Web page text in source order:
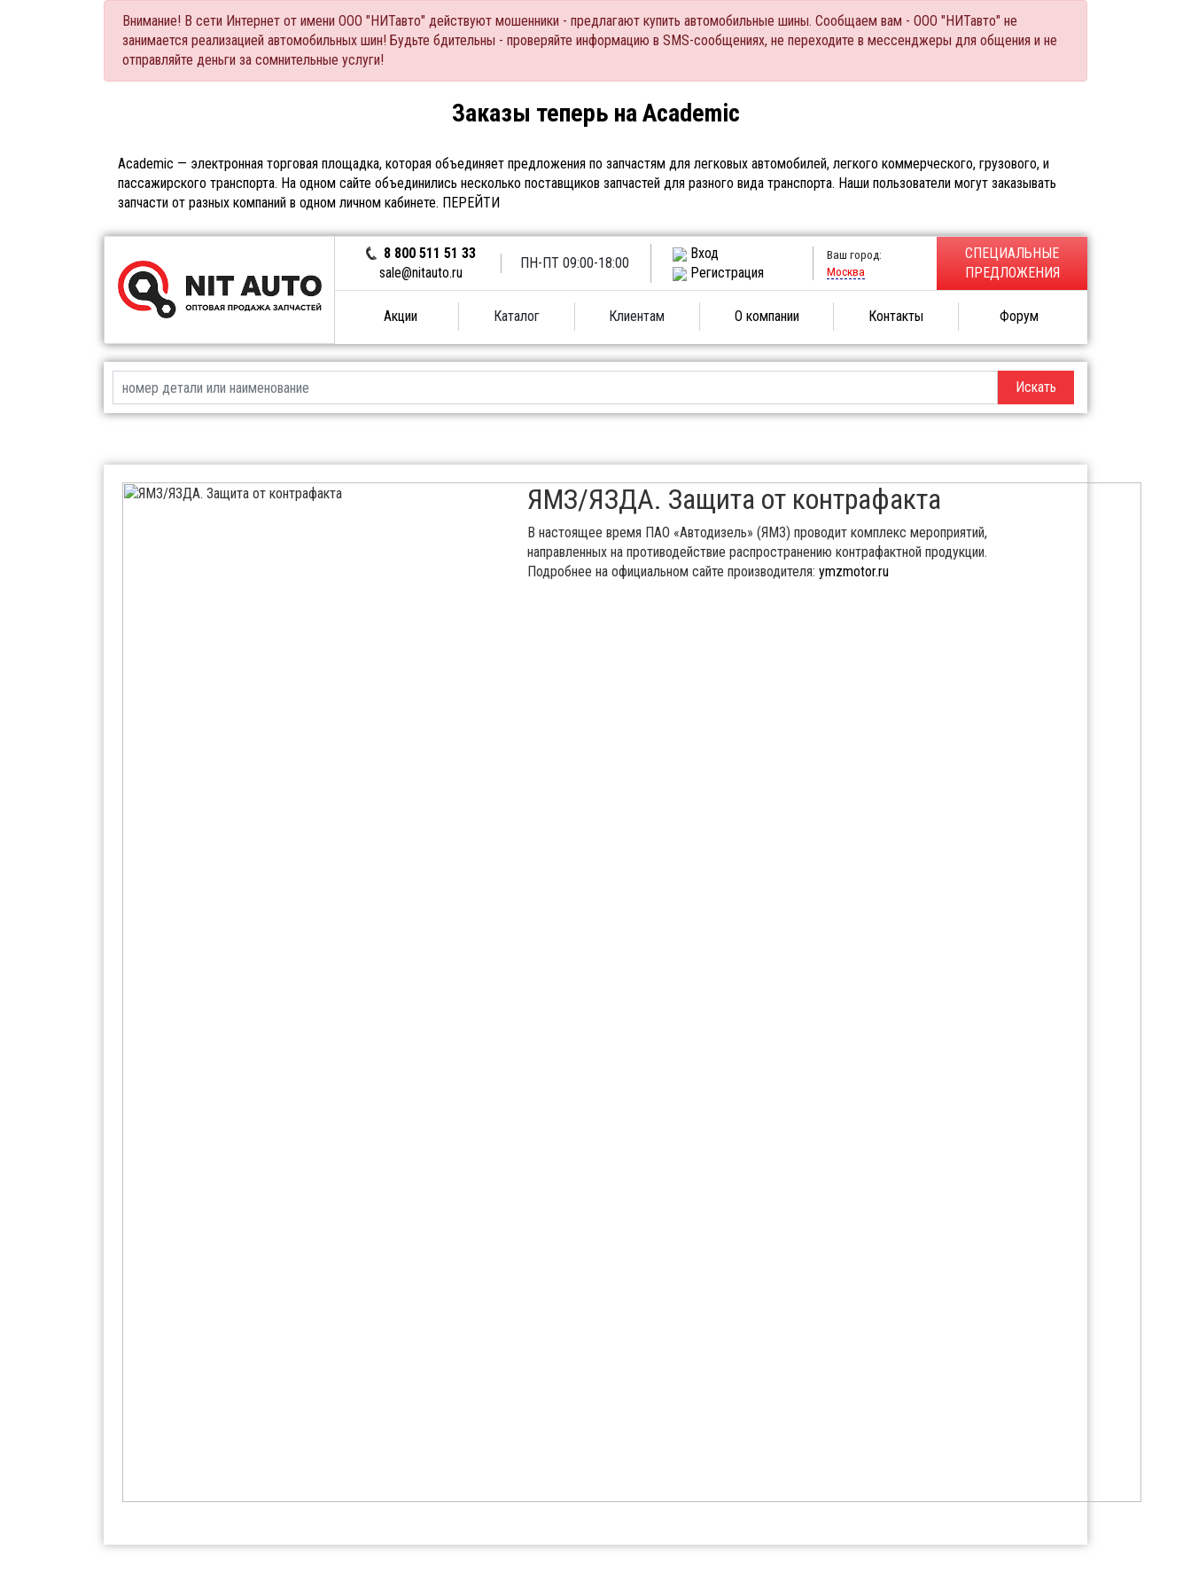
Внимание! В сети Интернет от имени ООО "НИТавто" действуют мошенники - предлагают купить автомобильные шины. Сообщаем вам - ООО "НИТавто" не
занимается реализацией автомобильных шин! Будьте бдительны - проверяйте информацию в SMS-сообщениях, не переходите в мессенджеры для общения и не
отправляйте деньги за сомнительные услуги!
Заказы теперь на Academic
Academic — электронная торговая площадка, которая объединяет предложения по запчастям для легковых автомобилей, легкого коммерческого, грузового, и
пассажирского транспорта. На одном сайте объединились несколько поставщиков запчастей для разного вида транспорта. Наши пользователи могут заказывать
запчасти от разных компаний в одном личном кабинете. ПЕРЕЙТИ
8 800 511 51 33
sale@nitauto.ru
ПН-ПТ 09:00-18:00
Вход
Регистрация
Ваш город:
Москва
СПЕЦИАЛЬНЫЕ
ПРЕДЛОЖЕНИЯ
Акции Каталог Клиентам О компании Контакты Форум
Искать
ЯМЗ/ЯЗДА. Защита от контрафакта
В настоящее время ПАО «Автодизель» (ЯМЗ) проводит комплекс мероприятий,
направленных на противодействие распространению контрафактной продукции.
Подробнее на официальном сайте производителя:ymzmotor.ru